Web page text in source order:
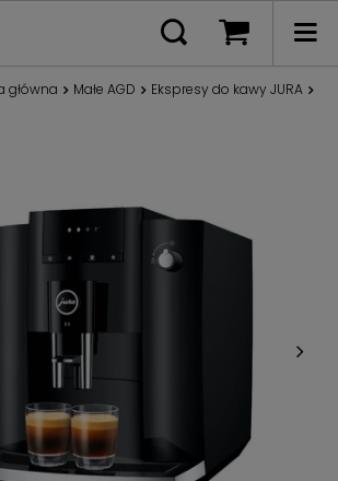
główna Małe AGD Ekspresy do kawy JURA